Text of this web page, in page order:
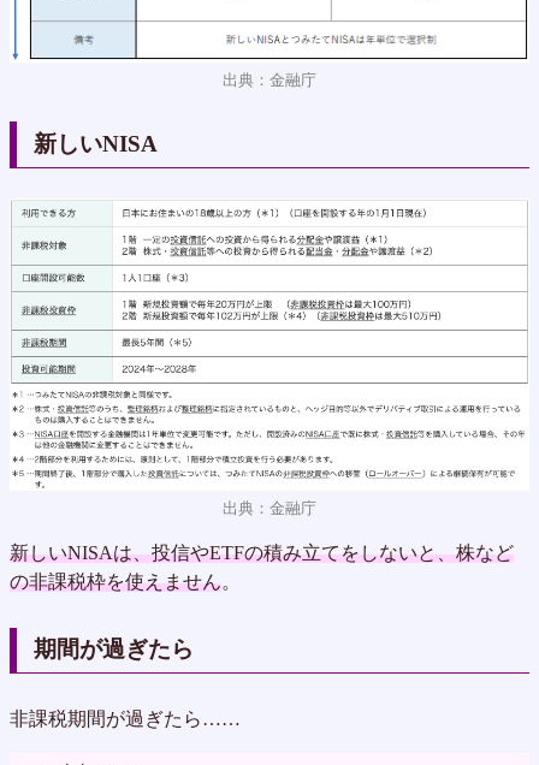
出典：金融庁
新しいNISA
出典：金融庁
新しいNISAは、投信やETFの積み立てをしないと、株など
の非課税枠を使えません。
期間が過ぎたら
非課税期間が過ぎたら……